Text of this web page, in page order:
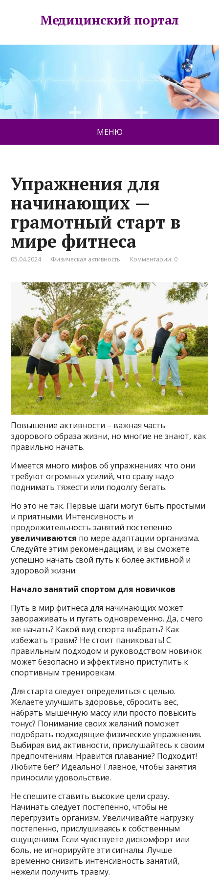
Медицинский портал
МЕНЮ
Упражнения для
начинающих —
грамотный старт в
мире фитнеса
05.04.2024 Физическая активность Комментарии: 0
Повышение активности – важная часть
здорового образа жизни, но многие не знают, как
правильно начать.
Имеется много мифов об упражнениях: что они
требуют огромных усилий, что сразу надо
поднимать тяжести или подолгу бегать.
Но это не так. Первые шаги могут быть простыми
и приятными. Интенсивность и
продолжительность занятий постепенно
увеличиваются по мере адаптации организма.
Следуйте этим рекомендациям, и вы сможете
успешно начать свой путь к более активной и
здоровой жизни.
Начало занятий спортом для новичков
Путь в мир фитнеса для начинающих может
завораживать и пугать одновременно. Да, с чего
же начать? Какой вид спорта выбрать? Как
избежать травм? Не стоит паниковать! С
правильным подходом и руководством новичок
может безопасно и эффективно приступить к
спортивным тренировкам.
Для старта следует определиться с целью.
Желаете улучшить здоровье, сбросить вес,
набрать мышечную массу или просто повысить
тонус? Понимание своих желаний поможет
подобрать подходящие физические упражнения.
Выбирая вид активности, прислушайтесь к своим
предпочтениям. Нравится плавание? Подходит!
Любите бег? Идеально! Главное, чтобы занятия
приносили удовольствие.
Не спешите ставить высокие цели сразу.
Начинать следует постепенно, чтобы не
перегрузить организм. Увеличивайте нагрузку
постепенно, прислушиваясь к собственным
ощущениям. Если чувствуете дискомфорт или
боль, не игнорируйте эти сигналы. Лучше
временно снизить интенсивность занятий,
нежели получить травму.